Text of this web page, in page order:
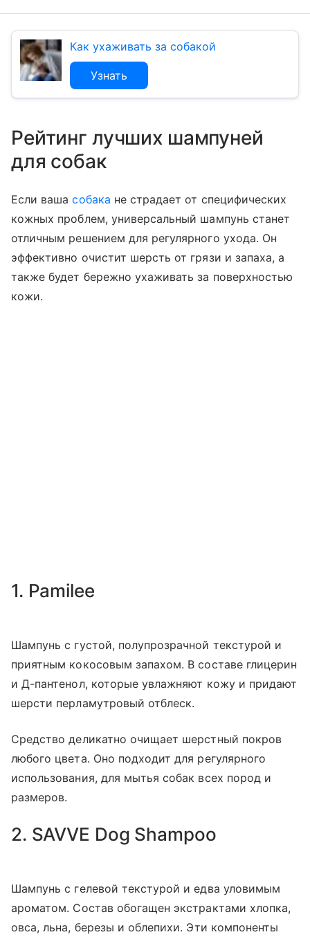
Как ухаживать за собакой
Узнать
Рейтинг лучших шампуней
для собак
Если вашасобака не страдает от специфических
кожных проблем, универсальный шампунь станет
отличным решением для регулярного ухода. Он
эффективно очистит шерсть от грязи и запаха, а
также будет бережно ухаживать за поверхностью
кожи.
1. Pamilee
Шампунь с густой, полупрозрачной текстурой и
приятным кокосовым запахом. В составе глицерин
и Д-пантенол, которые увлажняют кожу и придают
шерсти перламутровый отблеск.
Средство деликатно очищает шерстный покров
любого цвета. Оно подходит для регулярного
использования, для мытья собак всех пород и
размеров.
2. SAVVE Dog Shampoo
Шампунь с гелевой текстурой и едва уловимым
ароматом. Состав обогащен экстрактами хлопка,
овса, льна, березы и облепихи. Эти компоненты